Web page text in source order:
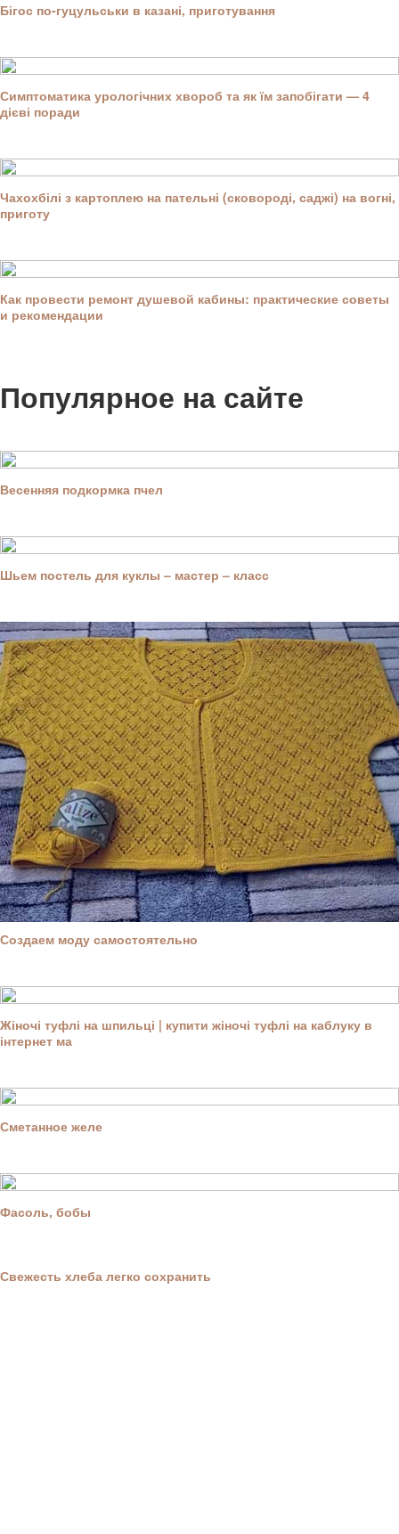
Бігос по-гуцульськи в казані, приготування
Симптоматика урологічних хвороб та як їм запобігати — 4
дієві поради
Чахохбілі з картоплею на пательні (сковороді, саджі) на вогні,
приготу
Как провести ремонт душевой кабины: практические советы
и рекомендации
Популярное на сайте
Весенняя подкормка пчел
Шьем постель для куклы – мастер – класс
Создаем моду самостоятельно
Жіночі туфлі на шпильці | купити жіночі туфлі на каблуку в
інтернет ма
Сметанное желе
Фасоль, бобы
Свежесть хлеба легко сохранить